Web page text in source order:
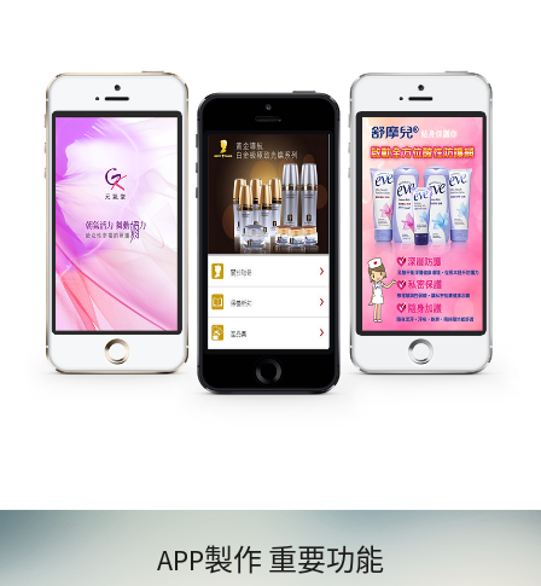
APP製作 重要功能